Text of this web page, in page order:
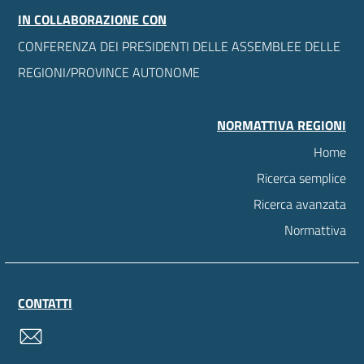
IN COLLABORAZIONE CON
CONFERENZA DEI PRESIDENTI DELLE ASSEMBLEE DELLE
REGIONI/PROVINCE AUTONOME
NORMATTIVA REGIONI
Home
Ricerca semplice
Ricerca avanzata
Normattiva
CONTATTI